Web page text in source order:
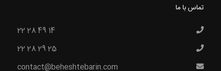
تماس با ما
22 28 49 14
22 28 29 25
contact@beheshtebarin.com